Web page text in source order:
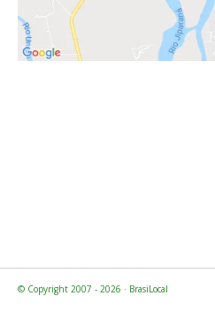
© Copyright 2007 - 2026 · BrasiLocal